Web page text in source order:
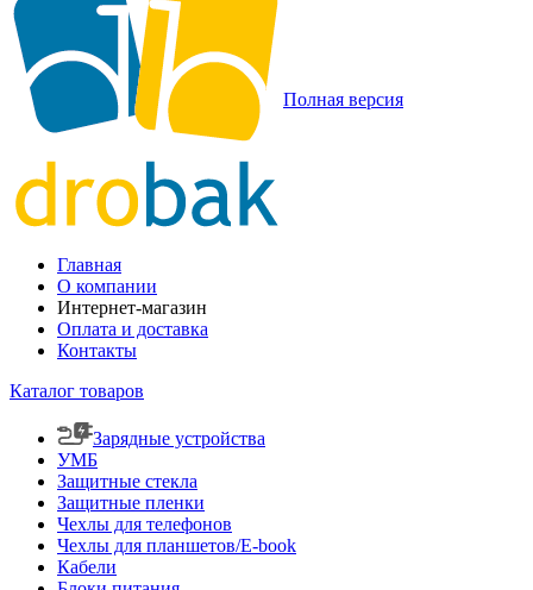
Полная версия
Главная
О компании
Интернет-магазин
Оплата и доставка
Контакты
Каталог товаров
Зарядные устройства
УМБ
Защитные стекла
Защитные пленки
Чехлы для телефонов
Чехлы для планшетов/E-book
Кабели